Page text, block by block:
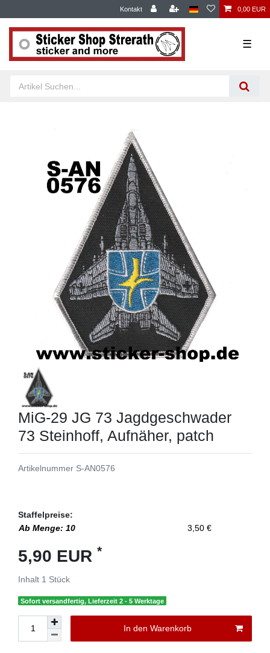
Kontakt 0,00 EUR
☰
MiG-29 JG 73 Jagdgeschwader
73 Steinhoff, Aufnäher, patch
Artikelnummer S-AN0576
Staffelpreise:
Ab Menge: 10
3,50 €
5,90 EUR *
Inhalt 1 Stück
Sofort versandfertig, Lieferzeit 2 - 5 Werktage
In den Warenkorb